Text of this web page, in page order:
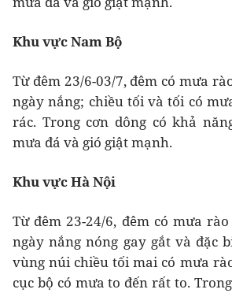
Khu vực Nam Bộ
Từ đêm 23/6-03/7, đêm có mưa
ngày nắng; chiều tối và tối có
rác. Trong cơn dông có khả
mưa đá và gió giật mạnh.
Khu vực Hà Nội
Từ đêm 23-24/6, đêm có mưa
ngày nắng nóng gay gắt và đặc
vùng núi chiều tối mai có mưa
cục bộ có mưa to đến rất to.